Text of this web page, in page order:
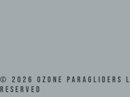
© 2026 Ozone Paragliders
Reserved